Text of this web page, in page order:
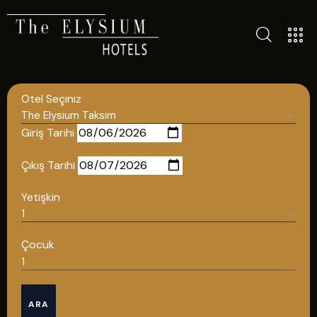
Otel Seçiniz
Giriş Tarihi
Çıkış Tarihi
Yetişkin
Çocuk
ARA
ALL HOTELS
POLICIES
TÜRKÇE
English